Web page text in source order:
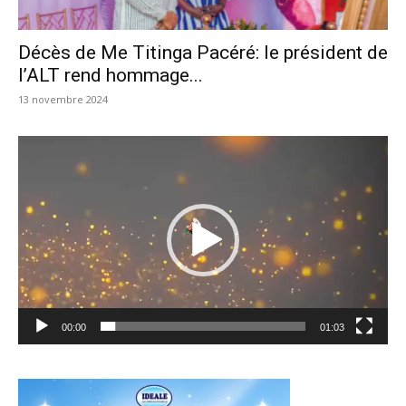
Décès de Me Titinga Pacéré: le président de
l’ALT rend hommage...
13 novembre 2024
00:00 01:03